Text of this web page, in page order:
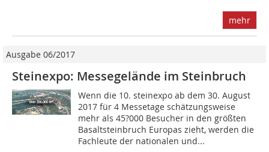
mehr
Ausgabe 06/2017
Steinexpo: Messegelände im Steinbruch
Wenn die 10. steinexpo ab dem 30. August
2017 für 4 Messetage schätzungsweise
mehr als 45?000 Besucher in den größten
Basaltsteinbruch Europas zieht, werden die
Fachleute der nationalen und...